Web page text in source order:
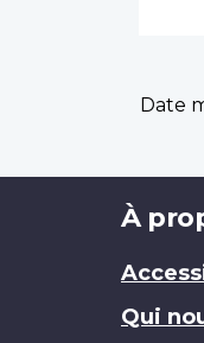
Date
Brand
À
Qui